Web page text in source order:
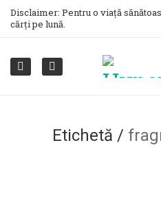
Disclaimer: Pentru o viață
cărți pe lună.
Etichetă /